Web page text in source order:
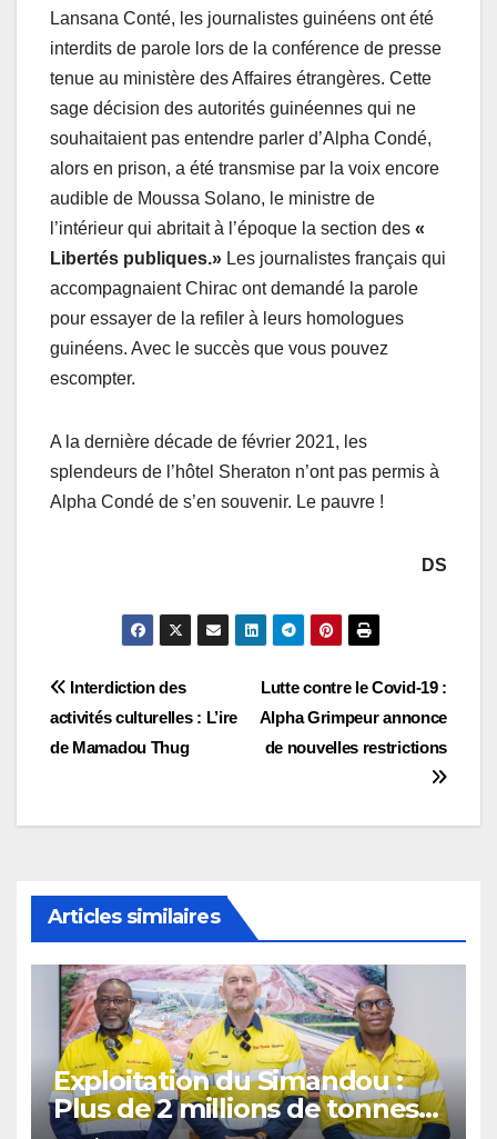
Lansana Conté, les journalistes guinéens ont été
interdits de parole lors de la conférence de presse
tenue au ministère des Affaires étrangères. Cette
sage décision des autorités guinéennes qui ne
souhaitaient pas entendre parler d’Alpha Condé,
alors en prison, a été transmise par la voix encore
audible de Moussa Solano, le ministre de
l’intérieur qui abritait à l’époque la section des «
Libertés publiques.» Les journalistes français qui
accompagnaient Chirac ont demandé la parole
pour essayer de la refiler à leurs homologues
guinéens. Avec le succès que vous pouvez
escompter.
A la dernière décade de février 2021, les
splendeurs de l’hôtel Sheraton n’ont pas permis à
Alpha Condé de s’en souvenir. Le pauvre !
DS
Navigation
de
Lutte contre le Covid-19 :
Alpha Grimpeur annonce
de nouvelles restrictions
Interdiction des
activités culturelles : L’ire
de Mamadou Thug
Articles similaires
Exploitation du Simandou :
Plus de 2 millions de tonnes